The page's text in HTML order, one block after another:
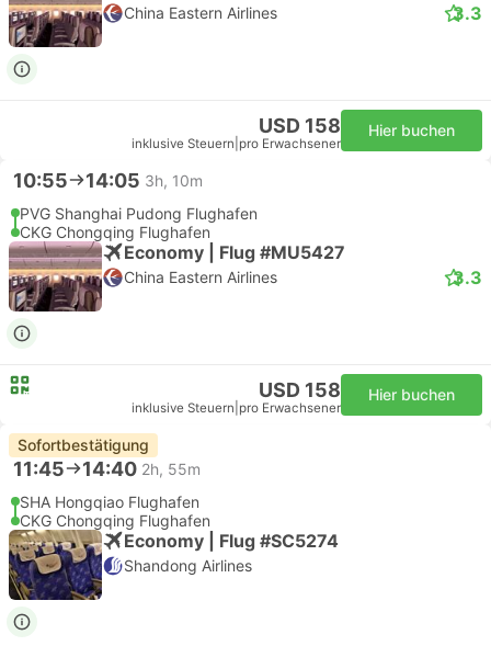
China Eastern Airlines 3.3
USD 158
inklusive Steuern pro Erwachsener
Hier buchen
10:55 14:05 3h, 10m
PVG Shanghai Pudong Flughafen
CKG Chongqing Flughafen
Economy | Flug #MU5427
China Eastern Airlines 3.3
USD 158
inklusive Steuern pro Erwachsener
Hier buchen
Sofortbestätigung
11:45 14:40 2h, 55m
SHA Hongqiao Flughafen
CKG Chongqing Flughafen
Economy | Flug #SC5274
Shandong Airlines